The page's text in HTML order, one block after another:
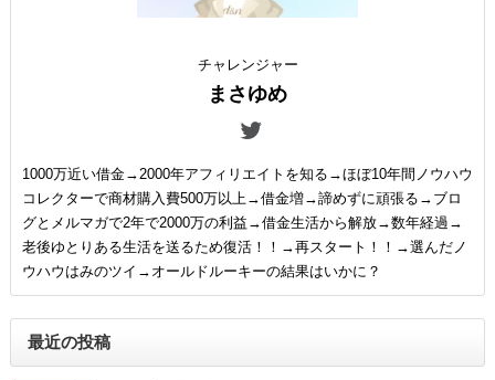
チャレンジャー
まさゆめ
1000万近い借金→2000年アフィリエイトを知る→ほぼ10年間ノウハウ
コレクターで商材購入費500万以上→借金増→諦めずに頑張る→ブロ
グとメルマガで2年で2000万の利益→借金生活から解放→数年経過→
老後ゆとりある生活を送るため復活！！→再スタート！！→選んだノ
ウハウはみのツイ→オールドルーキーの結果はいかに？
最近の投稿